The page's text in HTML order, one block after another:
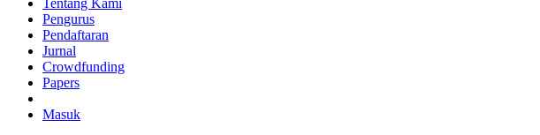
Pengurus
Pendaftaran
Jurnal
Crowdfunding
Papers
Masuk